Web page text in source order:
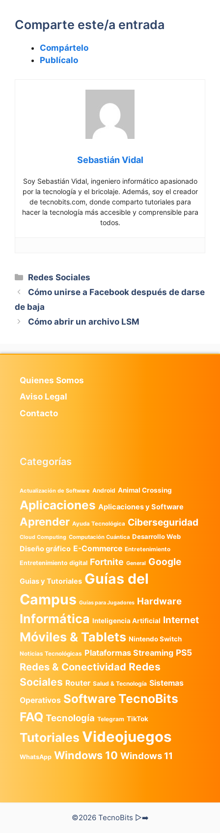
Comparte este/a entrada
Compártelo
Publícalo
Sebastián Vidal
Soy Sebastián Vidal, ingeniero informático apasionado
por la tecnología y el bricolaje. Además, soy el creador
de tecnobits.com, donde comparto tutoriales para
hacer la tecnología más accesible y comprensible para
todos.
Categorías
Redes Sociales
Cómo unirse a Facebook después de darse
de baja
Cómo abrir un archivo LSM
Quienes Somos
Aviso Legal
Contacto
Categorías
Actualización de Software Android Animal Crossing
Aplicaciones Aplicaciones y Software
Aprender Ayuda Tecnológica Ciberseguridad
Cloud Computing Computación Cuántica Desarrollo Web
Diseño gráfico E-Commerce Entretenimiento
Entretenimiento digital Fortnite General Google
Guias y Tutoriales Guías del
Campus Guías para Jugadores Hardware
Informática Inteligencia Artificial Internet
Móviles & Tablets Nintendo Switch
Noticias Tecnológicas Plataformas Streaming PS5
Redes & Conectividad Redes
Sociales Router Salud & Tecnología Sistemas
Operativos SoftwareTecnoBits
FAQ Tecnología Telegram TikTok
Tutoriales Videojuegos
WhatsApp Windows 10 Windows 11
©2026 TecnoBits ▷➡️